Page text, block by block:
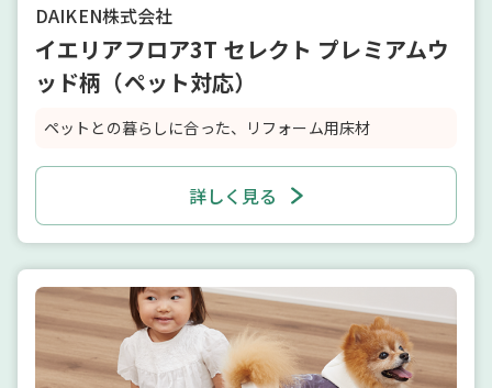
DAIKEN株式会社
イエリアフロア3T セレクト プレミアムウ
ッド柄（ペット対応）
ペットとの暮らしに合った、リフォーム用床材
詳しく見る